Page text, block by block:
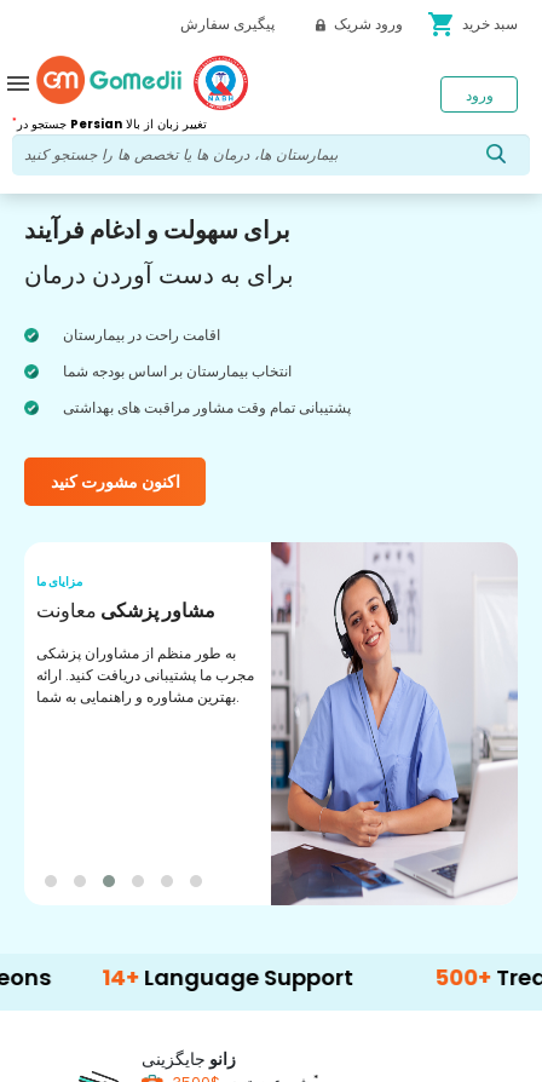
پیگیری سفارش ورود شریک shopping_cart سبد خرید
* Persian تغییر زبان از بالا
ورود menu
برای سهولت و ادغام فرآیند
برای به دست آوردن درمان
اقامت راحت در بیمارستان
انتخاب بیمارستان بر اساس بودجه شما
پشتیبانی تمام وقت مشاور مراقبت های بهداشتی
اکنون مشورت کنید
مزایای ما
مشاور پزشکی معاونت
به طور منظم از مشاوران پزشکی
مجرب ما پشتیبانی دریافت کنید. ارائه
بهترین مشاوره و راهنمایی به شما.
14+ Language Support 500+
زانو جایگزینی
*